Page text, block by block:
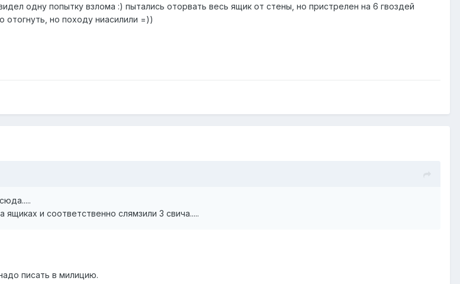
одну попытку взлома :) пытались оторвать весь ящик от стены, но пристрелен на 6 гвоздей
но походу ниасилили =))
и соответственно слямзили 3 свича.....
писать в милицию.